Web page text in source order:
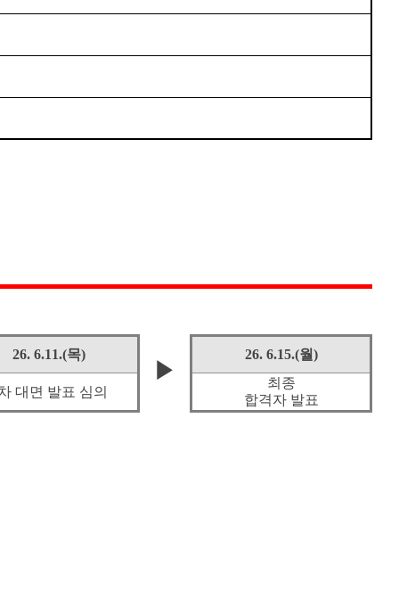
26. 6.11.(목)
▶
26. 6.15.(월)
대면 발표 심의
최종
합격자 발표